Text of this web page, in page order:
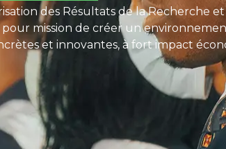
des Résultats de la Recherche
pour mission de créer un
et innovantes, à fort impact